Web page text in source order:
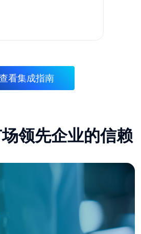
看集成指南
领先企业的信赖